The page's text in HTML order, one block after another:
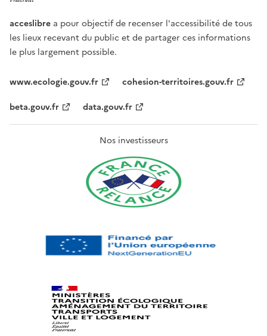
acceslibre a pour objectif de recenser l'accessibilité de tous
les lieux recevant du public et de partager ces informations
le plus largement possible.
www.ecologie.gouv.fr
cohesion-territoires.gouv.fr
beta.gouv.fr
data.gouv.fr
Nos investisseurs